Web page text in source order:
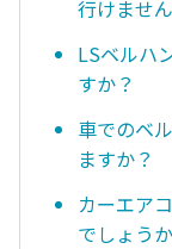
行けませ
LSベルハ
すか？
車でのベ
ますか？
カーエア
でしょう